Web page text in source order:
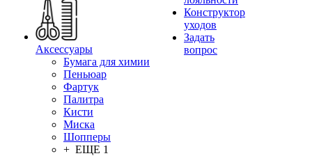
Аксессуары
Бумага для химии
Пеньюар
Фартук
Палитра
Кисти
Миска
Шопперы
+ ЕЩЕ 1
Конструктор
уходов
Задать
вопрос